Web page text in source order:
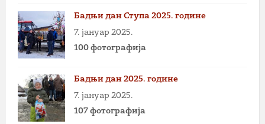
Бадњи дан Ступа 2025. године
7. јануар 2025.
100 фотографија
Бадњи дан 2025. године
7. јануар 2025.
107 фотографија